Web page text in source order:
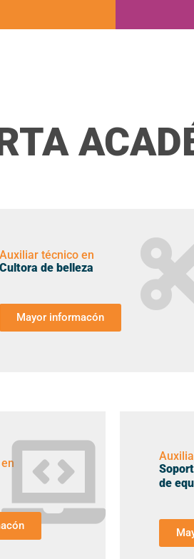
Auxiliar técnico en
Cultora de belleza
Mayor informacón
de